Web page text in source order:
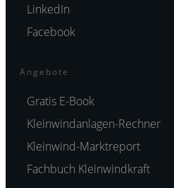
LinkedIn
Facebook
Angebote
Gratis E-Book
Kleinwindanlagen-Rechner
Kleinwind-Marktreport
Fachbuch Kleinwindkraft